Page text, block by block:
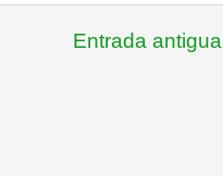
Entrada antigua